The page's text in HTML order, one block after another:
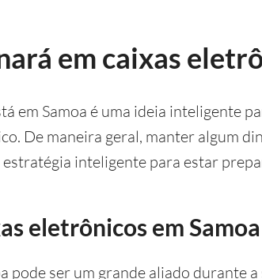
em caixas
em Samoa é uma ideia inteligente
De maneira geral, manter algum
inteligente para estar
eletrônicos em Samoa
pode ser um grande aliado durante